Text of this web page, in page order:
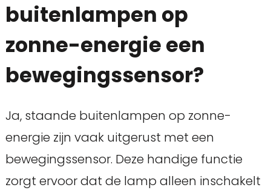
buitenlampen op
zonne-energie een
bewegingssensor?
Ja, staande buitenlampen op zonne-
energie zijn vaak uitgerust met een
bewegingssensor. Deze handige functie
zorgt ervoor dat de lamp alleen inschakelt